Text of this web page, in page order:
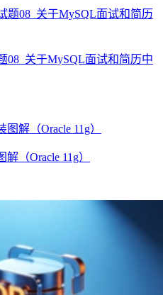
08_关于MySQL面试和简历中
（Oracle 11g）